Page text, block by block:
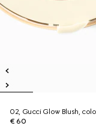
02, Gucci Glow Blush,
€ 60